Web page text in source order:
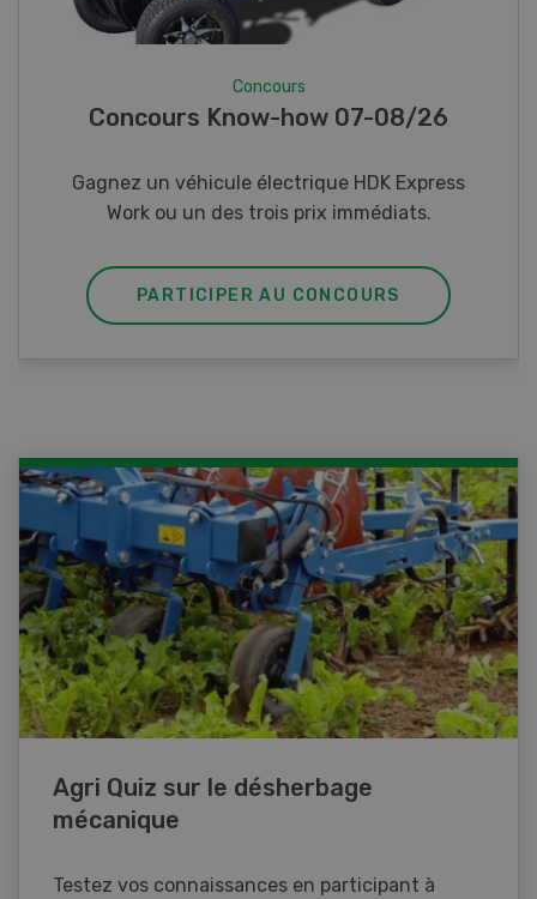
Photo mystère 07-08/26
Gagnez l’un des cinq couteaux de poche LANDI
PARTICIPER AU CONCOURS
Agri Quiz sur le désherbage
mécanique
Testez vos connaissances en participant à